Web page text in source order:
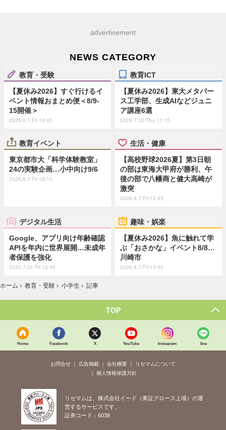
advertisement
NEWS CATEGORY
教育・受験
【夏休み2026】すぐ行けるイ
ベント情報おまとめ便＜8/9-
15開催＞
2026.8.7 Fri 19:45
教育ICT
【夏休み2026】東大メタバー
ス工学部、生成AIなどジュニ
ア講座6選
2026.7.30 Thu 11:15
教育イベント
東京都市大「科学体験教室」
24の実験企画…小中向け9/6
2026.8.7 Fri 18:15
生活・健康
【高校野球2026夏】第3日朝
の部は東海大甲府が勝利、午
後の部で八幡商と健大高崎が
激突
2026.8.7 Fri 12:45
デジタル生活
Google、アプリ向け年齢確認
APIを年内に世界展開…未成年
者保護を強化
2026.7.31 Fri 13:45
趣味・娯楽
【夏休み2026】魚に触れて学
ぶ「おさかな」イベント8/8…
川崎市
2026.8.7 Fri 10:45
ホーム › 教育・受験 › 小学生 › 記事
TOP
Home Facebook X YouTube Instagram line
お問合せ 広告掲載 会社概要
リセマムについて
個人情報保護方針
リセマムは、株式会社イード（東証グロース上場）の運
営するサービスです。
証券コード：6038